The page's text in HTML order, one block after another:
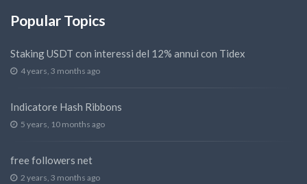
Popular Topics
Staking USDT con interessi del 12% annui con Tidex
4 years, 3 months ago
Indicatore Hash Ribbons
5 years, 10 months ago
free followers net
2 years, 3 months ago